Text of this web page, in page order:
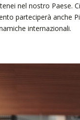
nel nostro Paese.
parteciperà anche
internazionali.